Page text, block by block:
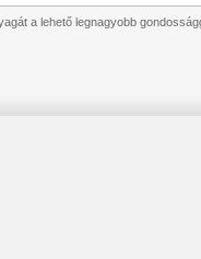
a lehető legnagyobb